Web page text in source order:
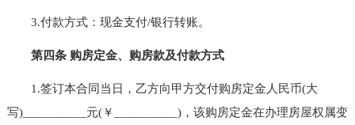
3.付款方式：现金支付/银行转账。
第四条 购房定金、购房款及付款方式
1.签订本合同当日，乙方向甲方交付购房定金人民币(大
写)__________元(￥__________)，该购房定金在办理房屋权属变